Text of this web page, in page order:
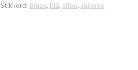
Stikkord: bluse, blå, silke, skjorte